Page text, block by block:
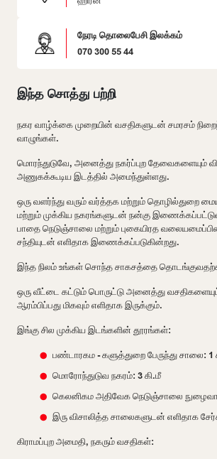
நேரடி தொலைபேசி இலக்கம்
070 300 55 44
இந்த சொத்து பற்றி
நகர வாழ்க்கை முறையின் வசதிகளுடன் சமரசம்
வாழுங்கள்.
மொரந்துடுவே, அனைத்து நகர்ப்புற தேவைகளையும்
அணுகக்கூடிய இடத்தில் அமைந்துள்ளது.
ஒரு வளர்ந்து வரும் வர்த்தக மற்றும் தொழில்துறை
மற்றும் முக்கிய நகரங்களுடன் நன்கு
பாதை நெடுஞ்சாலை மற்றும் புகையிரத
சந்தியுடன் எளிதாக இணைக்கப்படுகின்றது.
இந்த நிலம் உங்கள் சொந்த சாகசத்தை
ஒரு வீட்டை கட்டும் பொருட்டு அனைத்து
ஆரம்பிப்பது மிகவும் எளிதாக இருக்கும்.
இங்கு சில முக்கிய இடங்களின் தூரங்கள்:
பண்டாரகம - களுத்துறை பேருந்து சாலை: 1
மொரோந்துடுவ நகரம்: 3 கி.மீ
கெலனிகம அதிவேக நெடுஞ்சாலை
இரு விசாலித்த சாலைகளுடன் எளிதாக
கிராமப்புற அமைதி, நகரும் வசதிகள்: